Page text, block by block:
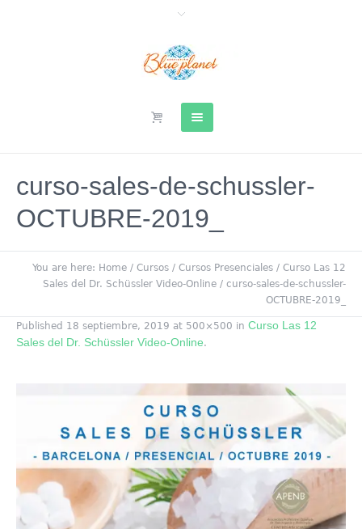
curso-sales-de-schussler-
OCTUBRE-2019_
You are here: Home / Cursos / Cursos Presenciales / Curso Las 12
Sales del Dr. Schüssler Video-Online / curso-sales-de-schussler-
OCTUBRE-2019_
Published 18 septiembre, 2019 at 500×500 in Curso Las 12
Sales del Dr. Schüssler Video-Online.